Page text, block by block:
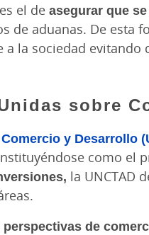
el de asegurar que
de aduanas. De esta
la sociedad
sobre
y Desarrollo
como el
la UNCTAD
de